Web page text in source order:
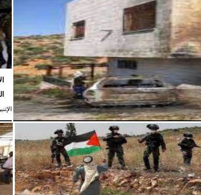
الإثنين، 23